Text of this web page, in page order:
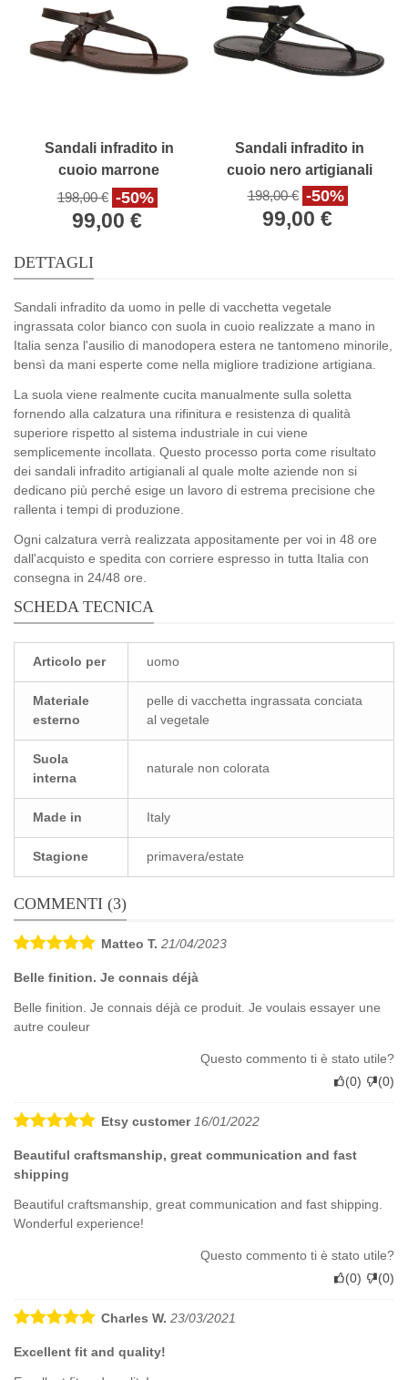
Sandali infradito in
cuoio marrone
artigianali
198,00 € -50%
99,00 €
Sandali infradito in
cuoio nero artigianali
198,00 € -50%
99,00 €
DETTAGLI
Sandali infradito da uomo in pelle di vacchetta vegetale
ingrassata color bianco con suola in cuoio realizzate a mano in
Italia senza l'ausilio di manodopera estera ne tantomeno minorile,
bensì da mani esperte come nella migliore tradizione artigiana.
La suola viene realmente cucita manualmente sulla soletta
fornendo alla calzatura una rifinitura e resistenza di qualità
superiore rispetto al sistema industriale in cui viene
semplicemente incollata. Questo processo porta come risultato
dei sandali infradito artigianali al quale molte aziende non si
dedicano più perché esige un lavoro di estrema precisione che
rallenta i tempi di produzione.
Ogni calzatura verrà realizzata appositamente per voi in 48 ore
dall'acquisto e spedita con corriere espresso in tutta Italia con
consegna in 24/48 ore.
SCHEDA TECNICA
Articolo per uomo
Materiale
esterno
pelle di vacchetta ingrassata conciata
al vegetale
Suola
interna
naturale non colorata
Made in Italy
Stagione primavera/estate
COMMENTI (3)
Matteo T. 21/04/2023
Belle finition. Je connais déjà
Belle finition. Je connais déjà ce produit. Je voulais essayer une
autre couleur
Questo commento ti è stato utile?
(0) (0)
Etsy customer 16/01/2022
Beautiful craftsmanship, great communication and fast
shipping
Beautiful craftsmanship, great communication and fast shipping.
Wonderful experience!
Questo commento ti è stato utile?
(0) (0)
Charles W. 23/03/2021
Excellent fit and quality!